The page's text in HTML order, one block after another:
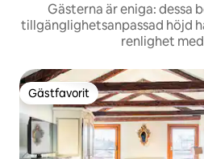
Gästerna är eniga: dessa
tillgänglighetsanpassad höjd
renlighet
Gästfavorit
Gästfavorit